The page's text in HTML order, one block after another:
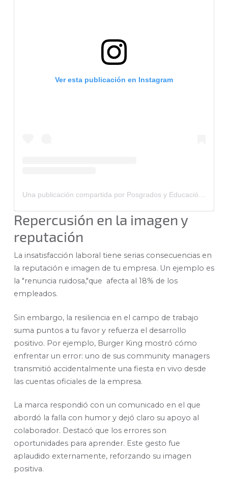
Ver esta publicación en Instagram
Repercusión en la imagen y
reputación
La insatisfacción laboral tiene serias consecuencias en
la reputación e imagen de tu empresa. Un ejemplo es
la "renuncia ruidosa,"que afecta al 18% de los
empleados.
Sin embargo, la resiliencia en el campo de trabajo
suma puntos a tu favor y refuerza el desarrollo
positivo. Por ejemplo, Burger King mostró cómo
enfrentar un error: uno de sus community managers
transmitió accidentalmente una fiesta en vivo desde
las cuentas oficiales de la empresa.
La marca respondió con un comunicado en el que
abordó la falla con humor y dejó claro su apoyo al
colaborador. Destacó que los errores son
oportunidades para aprender. Este gesto fue
aplaudido externamente, reforzando su imagen
positiva.